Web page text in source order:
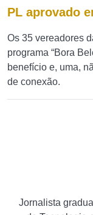
PL aprovado
Os 35 vereadores
programa “Bora
benefício e, uma,
de conexão.
Jornalista